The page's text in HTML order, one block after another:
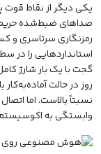
یکی دیگر از نقاط قوت
صداهای ضبط‌شده
استانداردهایی را در
روز در حالت
وابستگی به